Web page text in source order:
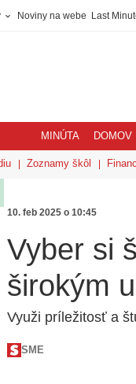
Noviny na webe Last
MINÚTA DOMOV
Zoznamy škôl
10. feb 2025 o 10:45
Vyber si
širokým
Využi príležitosť a
SME